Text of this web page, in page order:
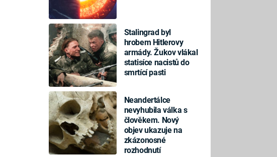
Stalingrad byl
hrobem Hitlerovy
armády. Žukov vlákal
statisíce nacistů do
smrtící pasti
Neandertálce
nevyhubila válka s
člověkem. Nový
objev ukazuje na
zkázonosné
rozhodnutí